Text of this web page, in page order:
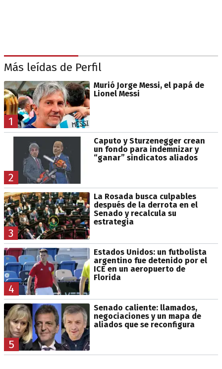
Más leídas de Perfil
1
Murió Jorge Messi, el papá de
Lionel Messi
2
Caputo y Sturzenegger crean
un fondo para indemnizar y
“ganar” sindicatos aliados
3
La Rosada busca culpables
después de la derrota en el
Senado y recalcula su
estrategia
4
Estados Unidos: un futbolista
argentino fue detenido por el
ICE en un aeropuerto de
Florida
5
Senado caliente: llamados,
negociaciones y un mapa de
aliados que se reconfigura